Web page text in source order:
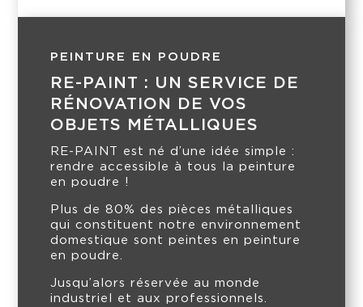
PEINTURE EN POUDRE
RE-PAINT : UN SERVICE DE
RÉNOVATION DE VOS
OBJETS MÉTALLIQUES
RE-PAINT est né d’une idée simple :
rendre accessible à tous la peinture
en poudre !
Plus de 80% des pièces métalliques
qui constituent notre environnement
domestique sont peintes en peinture
en poudre.
Jusqu’alors réservée au monde
industriel et aux professionnels.